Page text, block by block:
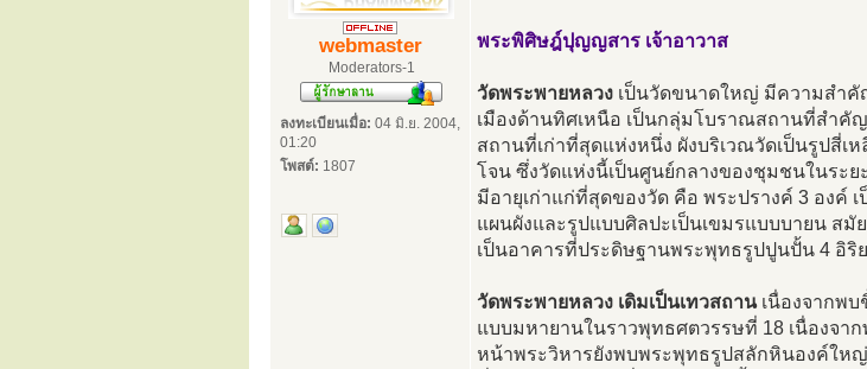
webmaster
Moderators-1
ลงทะเบียนเมื่อ: 04 มิ.ย. 2004,
01:20
โพสต์: 1807
พระพิศิษฎ์ปุญญสาร เจ้าอาวาส
วัดพระพายหลวง เป็นวัดขนาดใหญ่ มีความสำคั
เมืองด้านทิศเหนือ เป็นกลุ่มโบราณสถานที่สำคั
สถานที่เก่าที่สุดแห่งหนึ่ง ผังบริเวณวัดเป็นรูปสี่
โจน ซึ่งวัดแห่งนี้เป็นศูนย์กลางของชุมชนในร
มีอายุเก่าแก่ที่สุดของวัด คือ พระปรางค์ 3 องค์
แผนผังและรูปแบบศิลปะเป็นเขมรแบบบายน สมั
เป็นอาคารที่ประดิษฐานพระพุทธรูปปูนปั้น 4 อิริ
วัดพระพายหลวง เดิมเป็นเทวสถานเนื่องจากพบ
แบบมหายานในราวพุทธศตวรรษที่ 18 เนื่องจ
หน้าพระวิหารยังพบพระพุทธรูปสลักหินองค์ให